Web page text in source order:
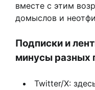
вместе с этим
домыслов и
Подписки и
минусы разных
Twitter/X: